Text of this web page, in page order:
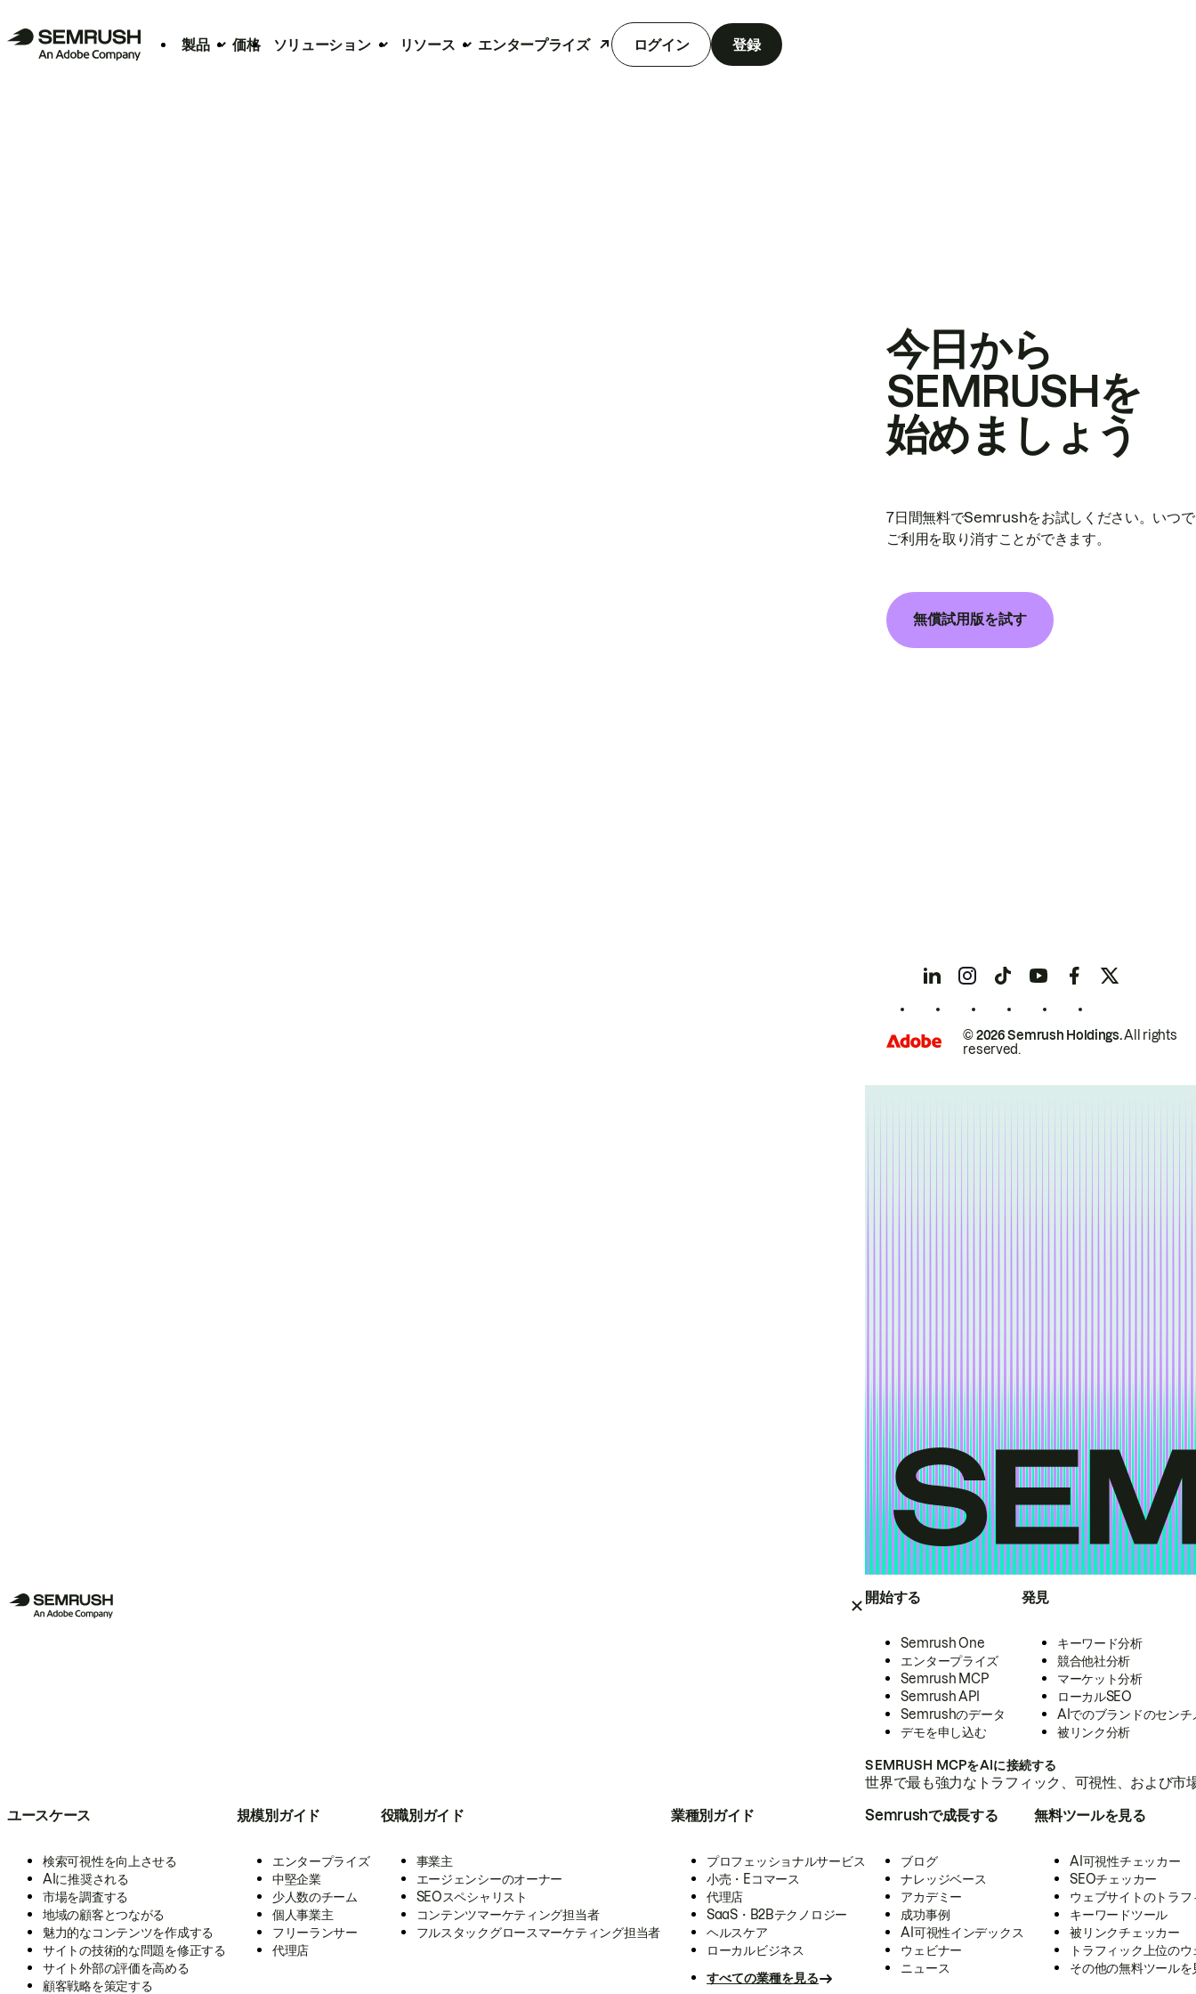
製品 価格 ソリューション リソース エンタープライズ ログイン 登録
開始する
Semrush One
エンタープライズ
Semrush MCP
Semrush API
Semrushのデータ
デモを申し込む
発見
キーワード分析
競合他社分析
マーケット分析
ローカルSEO
AIでのブランドのセンチ
被リンク分析
SEMRUSH MCPをAIに接続する
世界で最も強力なトラフィック、可視性、および
ユースケース
検索可視性を向上させる
AIに推奨される
市場を調査する
地域の顧客とつながる
魅力的なコンテンツを作成する
サイトの技術的な問題を修正する
サイト外部の評価を高める
顧客戦略を策定する
規模別ガイド
エンタープライズ
中堅企業
少人数のチーム
個人事業主
フリーランサー
代理店
役職別ガイド
事業主
エージェンシーのオーナー
SEOスペシャリスト
コンテンツマーケティング担当者
フルスタックグロースマーケティング担当者
業種別ガイド
プロフェッショナルサービス
小売・Eコマース
代理店
SaaS・B2Bテクノロジー
ヘルスケア
ローカルビジネス
すべての業種を見る
Semrushで成長する
ブログ
ナレッジベース
アカデミー
成功事例
AI可視性インデックス
ウェビナー
ニュース
無料ツールを見る
AI可視性チェッカー
SEOチェッカー
ウェブサイトのトラ
キーワードツール
被リンクチェッカー
トラフィック上位の
その他の無料ツールを
今日から
SEMRUSHを
始めましょう
7日間無料でSemrushをお試しください。いつ
ご利用を取り消すことができます。
無償試用版を試す
© 2026 Semrush Holdings.All rights
reserved.